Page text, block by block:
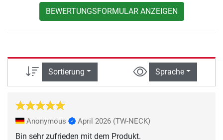
BEWERTUNGSFORMULAR ANZEIGEN
Sortierung Sprache
Anonymous April 2026 (TW-NECK)
Bin sehr zufrieden mit dem Produkt.